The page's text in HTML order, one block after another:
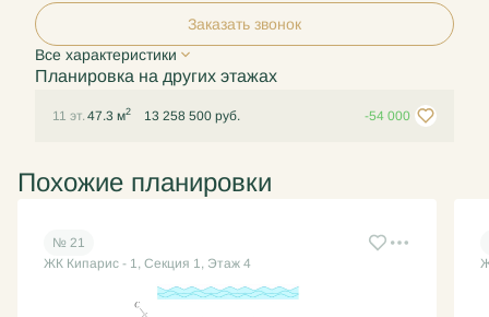
Заказать звонок
Все характеристики
Планировка на других этажах
11 эт. 47.3 м2 13 258 500 руб. -54 000
Похожие планировки
№ 21
ЖК Кипарис - 1, Секция 1, Этаж 4